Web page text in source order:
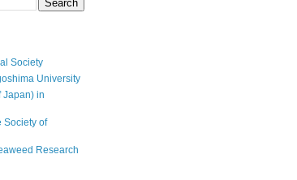
Society
University
Japan) in
Society of
Research